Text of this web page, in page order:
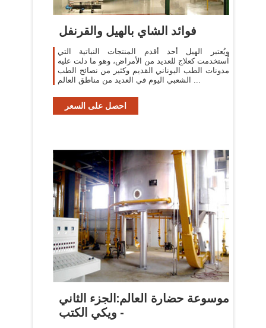
فوائد الشاي بالهيل والقرنفل
ويُعتبر الهيل أحد أقدم المنتجات النباتية التي
اُستخدمت كعلاج للعديد من الأمراض، وهو ما دلت عليه
مدونات الطب اليوناني القديم وكثير من نصائح الطب
الشعبي اليوم في العديد من مناطق العالم ...
احصل على السعر
موسوعة حضارة العالم:الجزء الثاني
- ويكي الكتب